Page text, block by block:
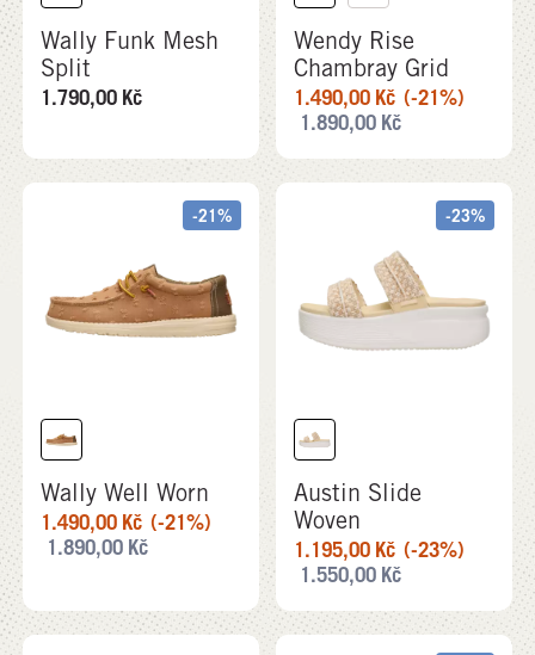
Wally Funk Mesh
Split
1.790,00 Kč
Wendy Rise
Chambray Grid
1.490,00 Kč (-21%)
1.890,00 Kč
-21%
Wally Well Worn
1.490,00 Kč (-21%)
1.890,00 Kč
-23%
Austin Slide
Woven
1.195,00 Kč (-23%)
1.550,00 Kč